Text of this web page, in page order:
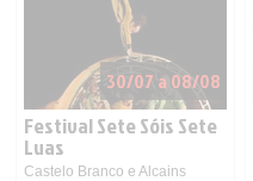
30/07 a 08/08
Festival Sete Sóis Sete
Luas
Castelo Branco e Alcains